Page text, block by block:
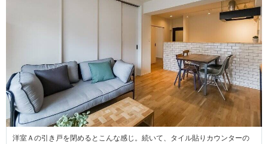
洋室Ａの引き戸を閉めるとこんな感じ。続いて、タイル貼りカウンターの